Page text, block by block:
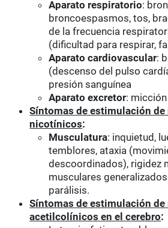
Aparato respiratorio:
broncoespasmos, tos,
de la frecuencia
(dificultad para respirar,
Aparato cardiovascular:
(descenso del pulso
presión sanguínea
Aparato excretor:
Síntomas de estimulación de
nicotínicos:
Musculatura: inquietud,
temblores, ataxia
descoordinados), rigidez
musculares
parálisis.
Síntomas de estimulación de
acetilcolínicos en el cerebro: